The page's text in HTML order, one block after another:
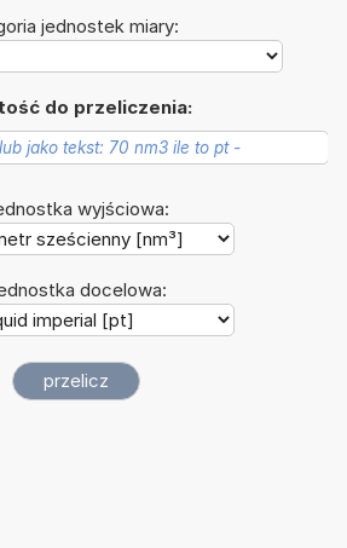
jednostek miary:
do przeliczenia:
wyjściowa:
docelowa: